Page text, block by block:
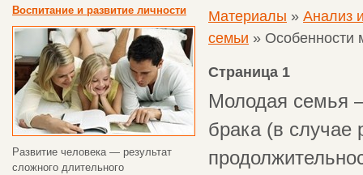
Воспитание и развитие личности
Развитие человека — результат
сложного длительного
Материалы » Анализ
семьи » Особенности
Страница 1
Молодая семья
брака (в случае